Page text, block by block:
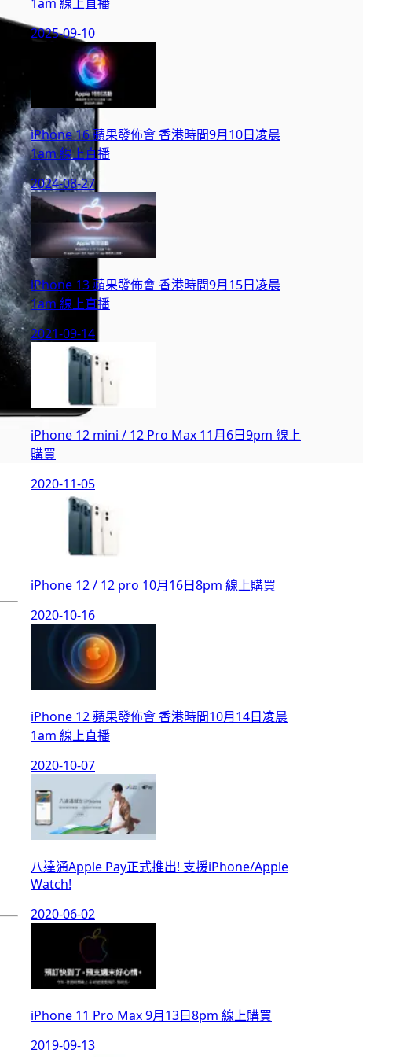
2025-09-10
iPhone 16 蘋果發佈會 香港時間9月10日凌晨
1am 線上直播
2024-08-27
iPhone 13 蘋果發佈會 香港時間9月15日凌晨
1am 線上直播
2021-09-14
iPhone 12 mini / 12 Pro Max 11月6日9pm 線上
購買
2020-11-05
iPhone 12 / 12 pro 10月16日8pm 線上購買
2020-10-16
iPhone 12 蘋果發佈會 香港時間10月14日凌晨
1am 線上直播
2020-10-07
八達通Apple Pay正式推出! 支援iPhone/Apple
Watch!
2020-06-02
iPhone 11 Pro Max 9月13日8pm 線上購買
2019-09-13